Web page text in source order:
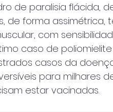
de paralisia flácida,
de forma assimétrica,
com
caso de poliomielite
casos da
para milhares
estar vacinadas.